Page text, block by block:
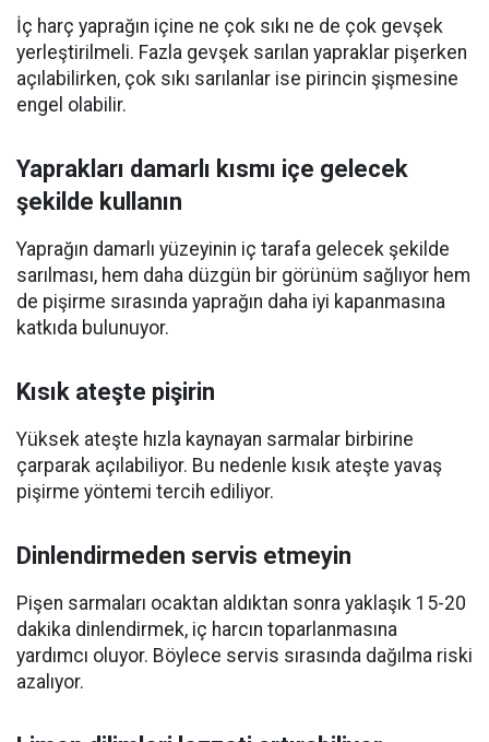
İç harç yaprağın içine ne çok sıkı ne de çok gevşek
yerleştirilmeli. Fazla gevşek sarılan yapraklar pişerken
açılabilirken, çok sıkı sarılanlar ise pirincin şişmesine
engel olabilir.
Yaprakları damarlı kısmı içe gelecek
şekilde kullanın
Yaprağın damarlı yüzeyinin iç tarafa gelecek şekilde
sarılması, hem daha düzgün bir görünüm sağlıyor hem
de pişirme sırasında yaprağın daha iyi kapanmasına
katkıda bulunuyor.
Kısık ateşte pişirin
Yüksek ateşte hızla kaynayan sarmalar birbirine
çarparak açılabiliyor. Bu nedenle kısık ateşte yavaş
pişirme yöntemi tercih ediliyor.
Dinlendirmeden servis etmeyin
Pişen sarmaları ocaktan aldıktan sonra yaklaşık 15-20
dakika dinlendirmek, iç harcın toparlanmasına
yardımcı oluyor. Böylece servis sırasında dağılma riski
azalıyor.